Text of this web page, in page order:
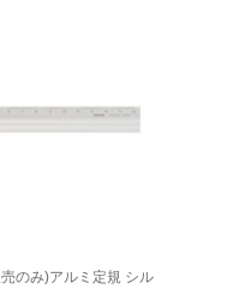
のみ)アルミ定規 シル